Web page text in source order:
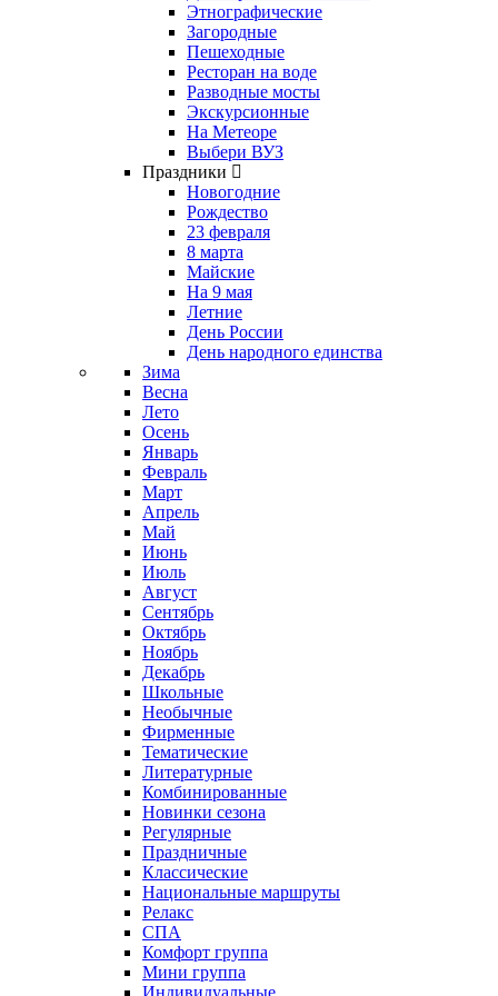
Этнографические
Загородные
Пешеходные
Ресторан на воде
Разводные мосты
Экскурсионные
На Метеоре
Выбери ВУЗ
Праздники
Новогодние
Рождество
23 февраля
8 марта
Майские
На 9 мая
Летние
День России
День народного единства
Зима
Весна
Лето
Осень
Январь
Февраль
Март
Апрель
Май
Июнь
Июль
Август
Сентябрь
Октябрь
Ноябрь
Декабрь
Школьные
Необычные
Фирменные
Тематические
Литературные
Комбинированные
Новинки сезона
Регулярные
Праздничные
Классические
Национальные маршруты
Релакс
СПА
Комфорт группа
Мини группа
Индивидуальные